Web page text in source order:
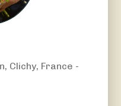
Clichy, France -